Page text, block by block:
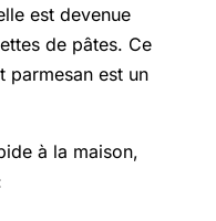
est devenue
de pâtes. Ce
parmesan est un
à la maison,